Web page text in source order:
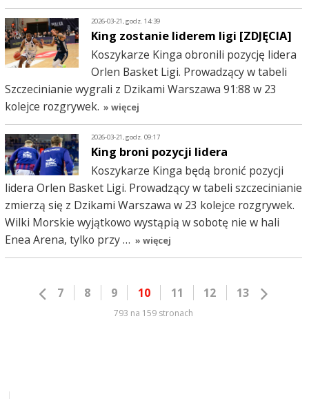
2026-03-21, godz. 14:39
King zostanie liderem ligi [ZDJĘCIA]
Koszykarze Kinga obronili pozycję lidera
Orlen Basket Ligi. Prowadzący w tabeli
Szczecinianie wygrali z Dzikami Warszawa 91:88 w 23
kolejce rozgrywek. » więcej
2026-03-21, godz. 09:17
King broni pozycji lidera
Koszykarze Kinga będą bronić pozycji
lidera Orlen Basket Ligi. Prowadzący w tabeli szczecinianie
zmierzą się z Dzikami Warszawa w 23 kolejce rozgrywek.
Wilki Morskie wyjątkowo wystąpią w sobotę nie w hali
Enea Arena, tylko przy … » więcej
7 8 9 10 11 12 13
793 na 159 stronach